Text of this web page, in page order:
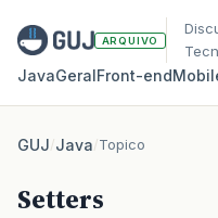
ARQUIVO
JavaGeralFront‑end
GUJ/Java/Topico
Setters